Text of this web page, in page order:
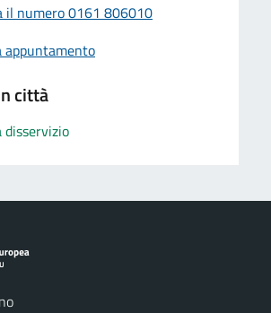
il numero 0161 806010
appuntamento
città
disservizio